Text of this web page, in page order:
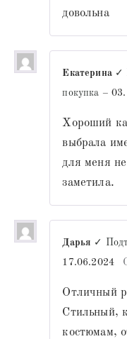
довольна
Екатерина ✓
покупка –
Хороший
выбрала
для меня
заметила.
Дарья ✓
17.06.2024
Отличный
Стильный,
костюмам,